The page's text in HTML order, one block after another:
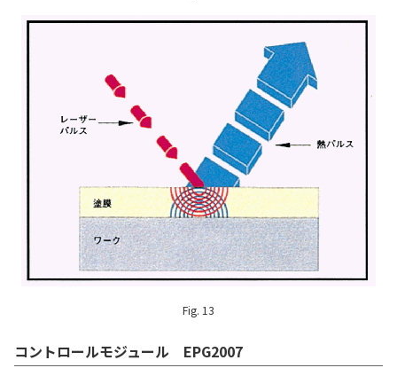
Fig. 13
コントロールモジュール EPG2007